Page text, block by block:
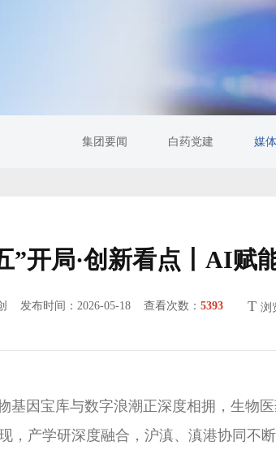
集团要闻 白药党建 媒
”开局·创新看点丨AI赋
发布时间：2026-05-18 查看次数： 5393 T 浏
宝库与数字浪潮正深度相拥，生物医
，产学研深度融合，沪滇、滇港协同